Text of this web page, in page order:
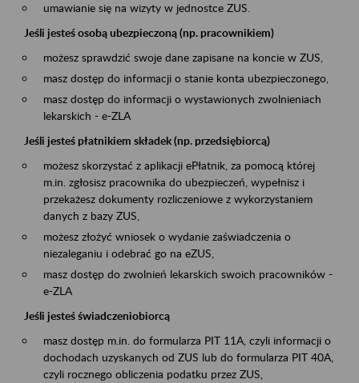
umawianie się na wizyty w jednostce ZUS.
Jeśli jesteś osobą ubezpieczoną (np. pracownikiem)
możesz sprawdzić swoje dane zapisane na koncie w ZUS,
masz dostęp do informacji o stanie konta ubezpieczonego,
masz dostęp do informacji o wystawionych zwolnieniach
lekarskich - e-ZLA
Jeśli jesteś płatnikiem składek (np. przedsiębiorcą)
możesz skorzystać z aplikacji ePłatnik, za pomocą której
m.in. zgłosisz pracownika do ubezpieczeń, wypełnisz i
przekażesz dokumenty rozliczeniowe z wykorzystaniem
danych z bazy ZUS,
możesz złożyć wniosek o wydanie zaświadczenia o
niezaleganiu i odebrać go na eZUS,
masz dostęp do zwolnień lekarskich swoich pracowników -
e-ZLA
Jeśli jesteś świadczeniobiorcą
masz dostęp m.in. do formularza PIT 11A, czyli informacji o
dochodach uzyskanych od ZUS lub do formularza PIT 40A,
czyli rocznego obliczenia podatku przez ZUS,